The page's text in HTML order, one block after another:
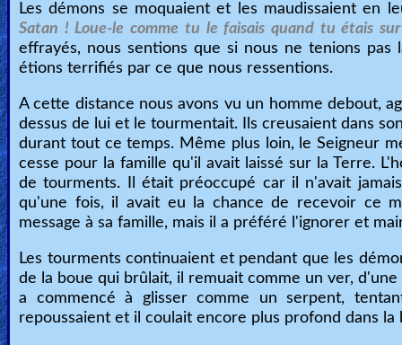
Les démons se moquaient et les maudissaient en
Satan ! Loue-le comme tu le faisais quand tu étais
effrayés, nous sentions que si nous ne tenions pas
étions terrifiés par ce que nous ressentions.
A cette distance nous avons vu un homme debout,
dessus de lui et le tourmentait. Ils creusaient dans
durant tout ce temps. Même plus loin, le Seigneur
cesse pour la famille qu'il avait laissé sur la Terre.
de tourments. Il était préoccupé car il n'avait
qu'une fois, il avait eu la chance de recevoir ce
message à sa famille, mais il a préféré l'ignorer et
Les tourments continuaient et pendant que les
de la boue qui brûlait, il remuait comme un ver,
a commencé à glisser comme un serpent,
repoussaient et il coulait encore plus profond dans la